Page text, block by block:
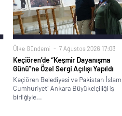
Ülke Gündemi 7 Ağustos 2026 17:03
Keçiören’de “Keşmir Dayanışma
Günü”ne Özel Sergi Açılışı Yapıldı
Keçiören Belediyesi ve Pakistan İslam
Cumhuriyeti Ankara Büyükelçiliği iş
birliğiyle...